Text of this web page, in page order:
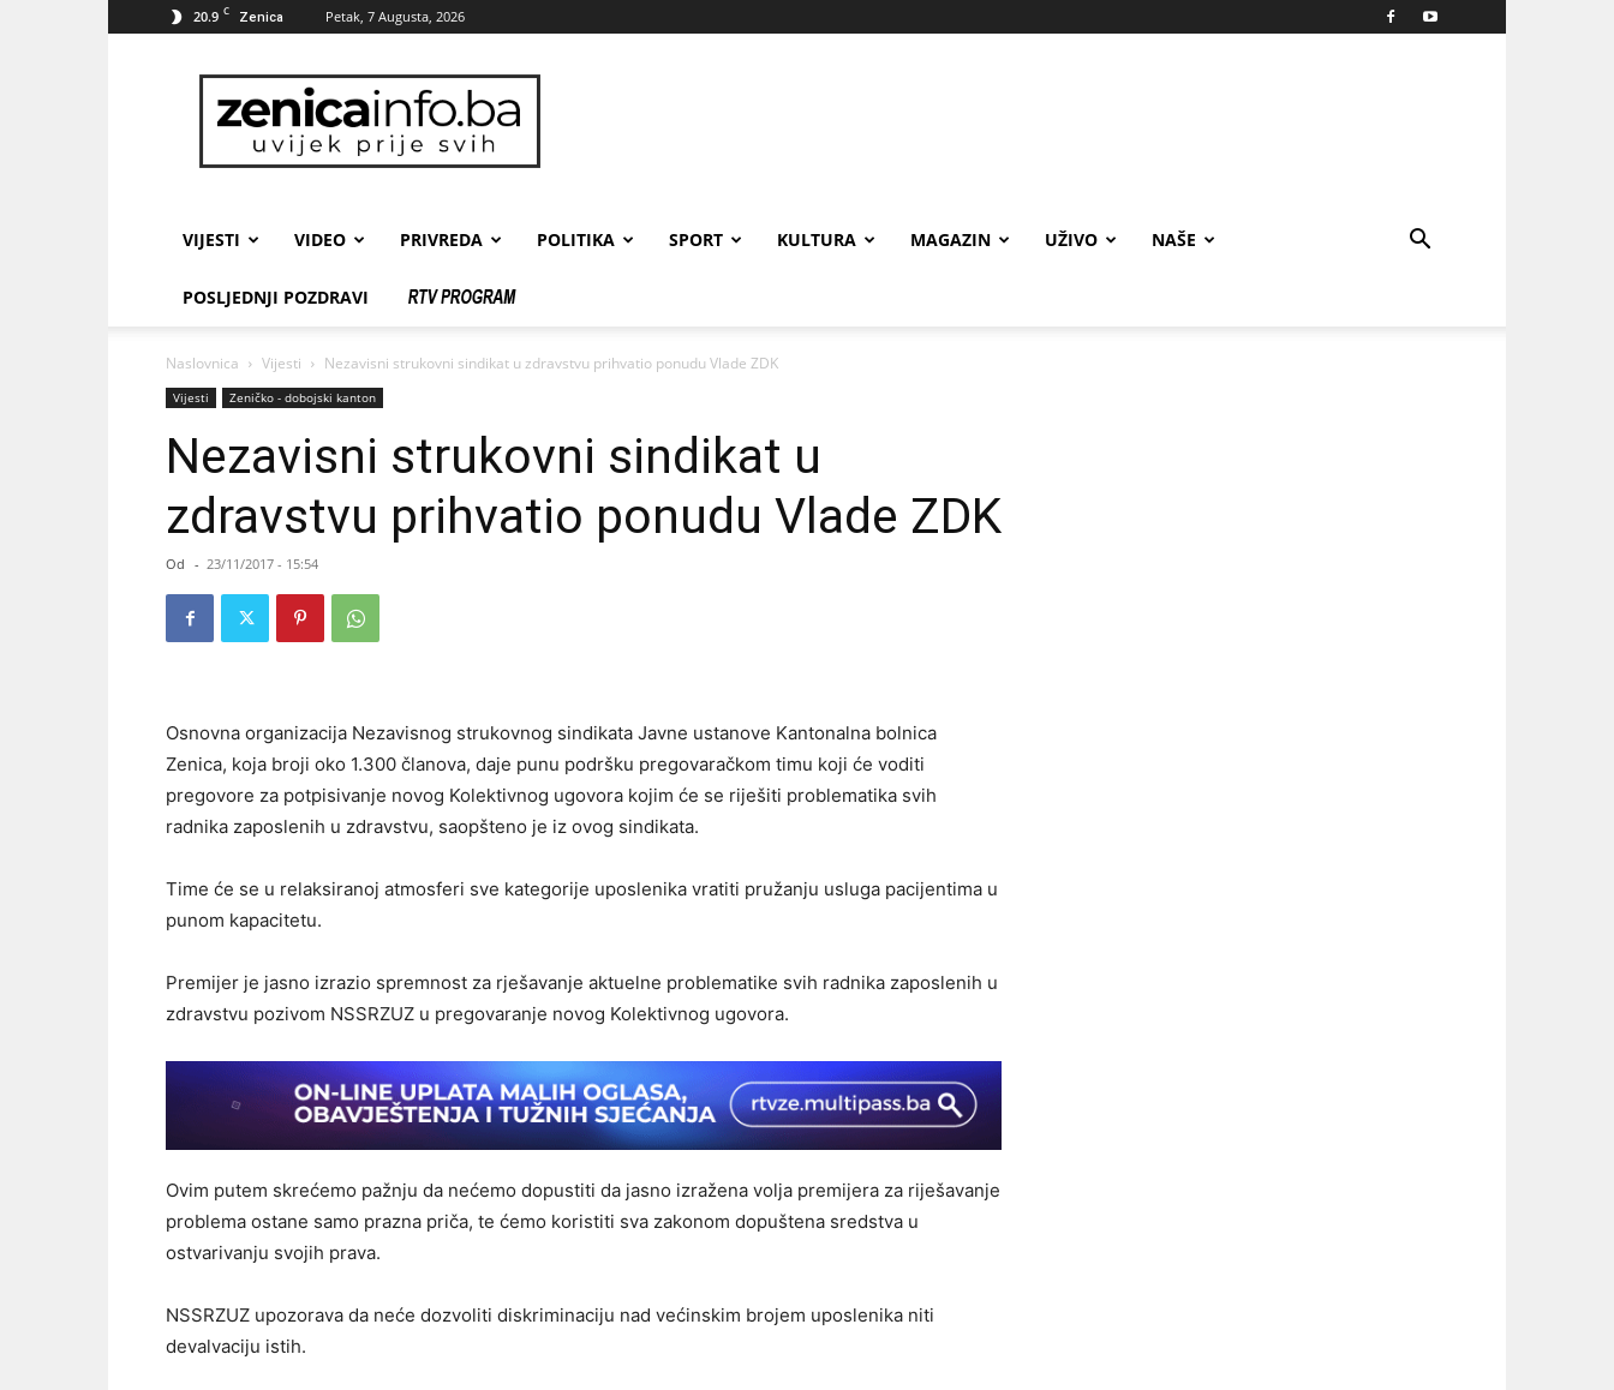
20.9 C Zenica Petak, 7 Augusta, 2026
zenicainfo.ba
VIJESTI VIDEO PRIVREDA POLITIKA SPORT KULTURA MAGAZIN UŽIVO NAŠE
POSLJEDNJI POZDRAVI
Naslovnica Vijesti Nezavisni strukovni sindikat u zdravstvu prihvatio ponudu Vlade ZDK
Vijesti Zeničko - dobojski kanton
Nezavisni strukovni sindikat u
zdravstvu prihvatio ponudu Vlade ZDK
Od - 23/11/2017 - 15:54
Osnovna organizacija Nezavisnog strukovnog sindikata Javne ustanove Kantonalna bolnica
Zenica, koja broji oko 1.300 članova, daje punu podršku pregovaračkom timu koji će voditi
pregovore za potpisivanje novog Kolektivnog ugovora kojim će se riješiti problematika svih
radnika zaposlenih u zdravstvu, saopšteno je iz ovog sindikata.
Time će se u relaksiranoj atmosferi sve kategorije uposlenika vratiti pružanju usluga pacijentima u
punom kapacitetu.
Premijer je jasno izrazio spremnost za rješavanje aktuelne problematike svih radnika zaposlenih u
zdravstvu pozivom NSSRZUZ u pregovaranje novog Kolektivnog ugovora.
Ovim putem skrećemo pažnju da nećemo dopustiti da jasno izražena volja premijera za riješavanje
problema ostane samo prazna priča, te ćemo koristiti sva zakonom dopuštena sredstva u
ostvarivanju svojih prava.
NSSRZUZ upozorava da neće dozvoliti diskriminaciju nad većinskim brojem uposlenika niti
devalvaciju istih.